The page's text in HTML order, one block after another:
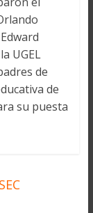
UGEL
de
de
su puesta